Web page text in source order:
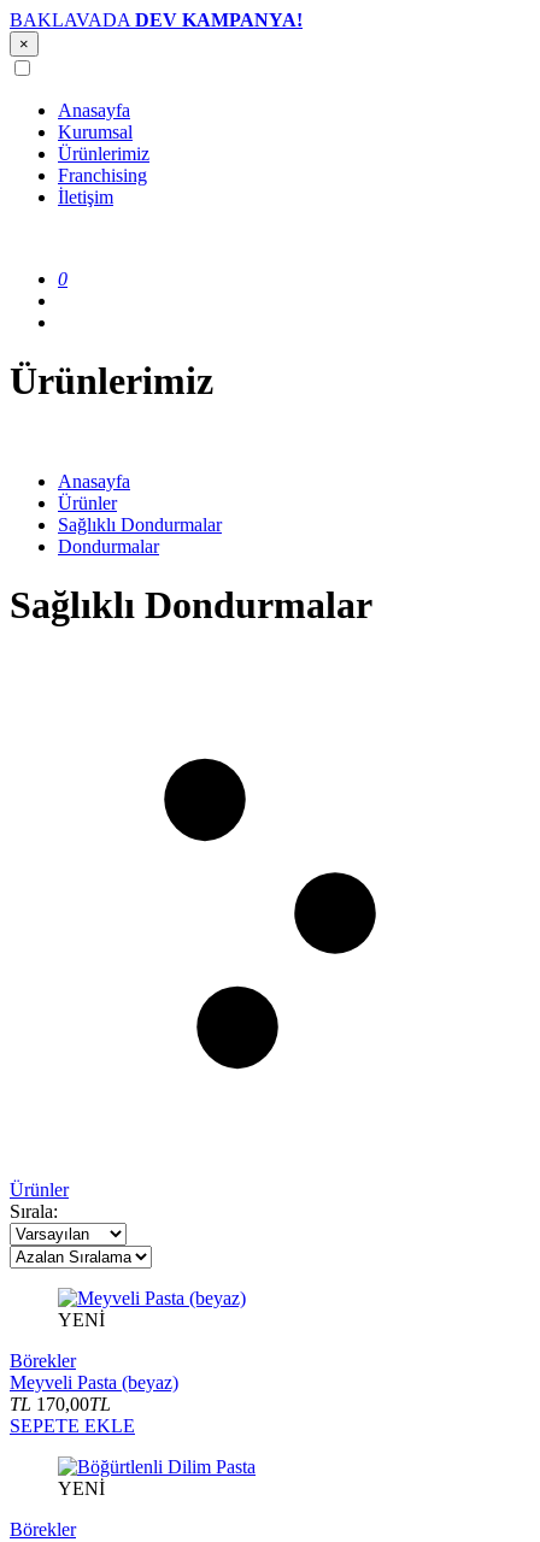
BAKLAVADA DEV KAMPANYA!
×
Anasayfa
Kurumsal
Ürünlerimiz
Franchising
İletişim
0
Ürünlerimiz
Anasayfa
Ürünler
Sağlıklı Dondurmalar
Dondurmalar
Sağlıklı Dondurmalar
Ürünler
Sırala:
YENİ
Börekler
Meyveli Pasta (beyaz)
TL 170,00TL
SEPETE EKLE
YENİ
Börekler